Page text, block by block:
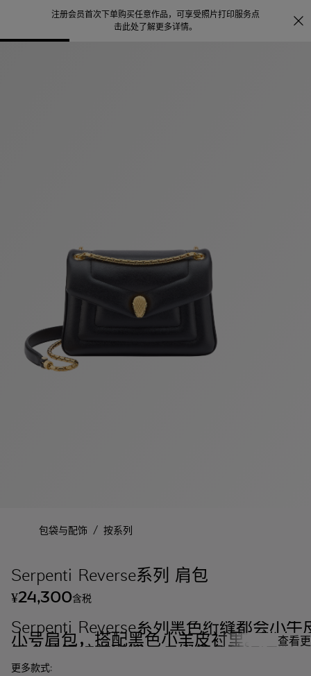
注册会员首次下单购买任意作品，可享受照片打印服务点
击此处了解更多详情。
包袋与配饰 / 按系列
Serpenti Reverse系列 肩包
¥24,300含税
Serpenti Reverse系列黑色绗缝都会小牛
小号肩包，搭配黑色小羊皮衬里。迷人的
镀金黄铜蛇首磁扣，点缀红色珐琅双眼。
查看
更多款式: